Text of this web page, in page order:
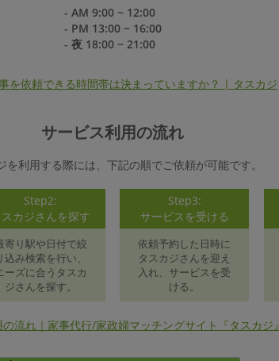
- AM 9:00 ~ 12:00
- PM 13:00 ~ 16:00
- 夜 18:00 ~ 21:00
を依頼できる時間帯は決まっていますか？ | タスカジ
サービス利用の流れ
を利用する際には、下記の順でご依頼が可能です。
Step2:
スカジさんを探す
寄り駅や日付で絞
込み検索を行い、
ーズに合うタスカ
ジさんを探す。
Step3:
サービスを受ける
依頼予約した日時に
タスカジさんを迎え
入れ、サービスを受
ける。
の流れ｜家事代行/家政婦マッチングサイト『タスカジ』